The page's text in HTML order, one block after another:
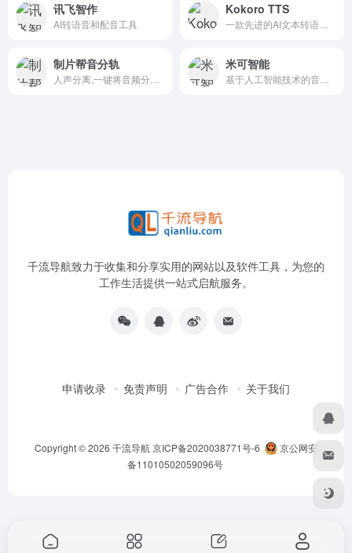
讯飞智作
AI转语音和配音工具
Kokoro TTS
制片帮音分轨 米可智能
千流导航致力于收集和分享实用的网站以及软件工具，为您的
工作生活提供一站式启航服务。
申请收录 免责声明 广告合作 关于我们
Copyright © 2026 千流导航京ICP备2020038771号-6
京公网安
备11010502059096号